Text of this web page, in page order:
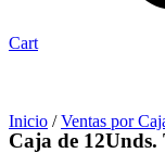
Cart
Inicio /Ventas por
Caja de